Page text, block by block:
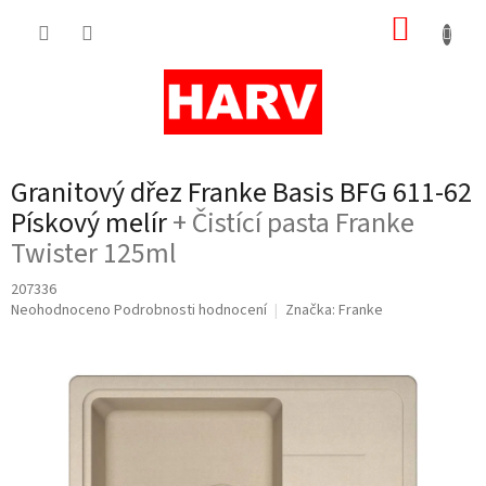
Granitový dřez Franke Basis BFG 611-62
Pískový melír+ Čistící pasta Franke
Twister 125ml
207336
Průměrné
Neohodnoceno Podrobnosti hodnocení Značka: Franke